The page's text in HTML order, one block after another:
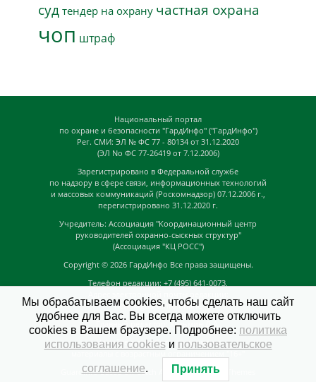
суд тендер на охрану частная охрана
чоп штраф
Национальный портал
по охране и безопасности "ГардИнфо" ("ГардИнфо")
Рег. СМИ: ЭЛ № ФС 77 - 80134 от 31.12.2020
(ЭЛ No ФС 77-26419 от 7.12.2006)
Зарегистрировано в Федеральной службе
по надзору в сфере связи, информационных технологий
и массовых коммуникаций (Роскомнадзор) 07.12.2006 г.,
перегистрировано 31.12.2020 г.
Учредитель: Ассоциация "Координационный центр
руководителей охранно-сыскных структур"
(Ассоциация "КЦ РОСС")
Copyright © 2026 ГардИнфо Все права защищены.
Телефон редакции: +7 (495) 641-0073,
news@guardinfo.online
Главный редактор: Кузьмин Д.А.
На сайте могут быть размещены
GuardInfo based on Catch Adaptive byCatch Themes
Мы обрабатываем cookies, чтобы сделать наш сайт
удобнее для Вас. Вы всегда можете отключить
cookies в Вашем браузере. Подробнее: политика
использования cookiesи пользовательское
соглашение. Принять